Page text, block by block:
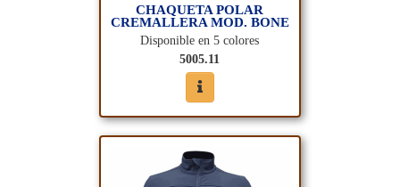
CHAQUETA POLAR
CREMALLERA MOD. BONE
Disponible en 5 colores
5005.11